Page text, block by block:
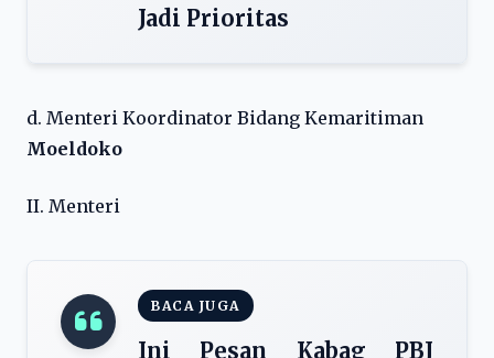
Jadi Prioritas
d. Menteri Koordinator Bidang Kemaritiman
Moeldoko
II. Menteri
BACA JUGA
Ini Pesan Kabag PBJ